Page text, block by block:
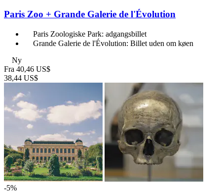
Paris Zoo + Grande Galerie de l'Évolution
Paris Zoologiske Park: adgangsbillet
Grande Galerie de l'Évolution: Billet uden om køen
Ny
Fra 40,46 US$
38,44 US$
-5%